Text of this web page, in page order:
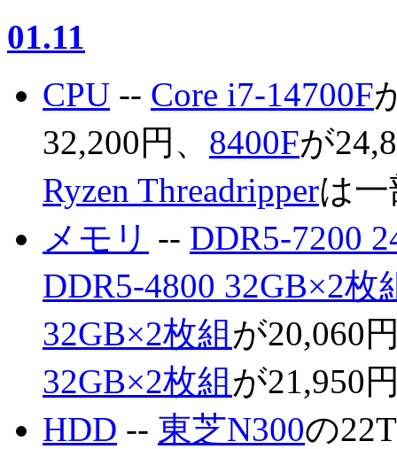
01.11
CPU -- Core i7-14700F
32,200円、 8400Fが
Ryzen Threadripperは
メモリ -- DDR5-7200
DDR5-4800 32GB×2枚
32GB×2枚組が20,060
32GB×2枚組が21,950
HDD -- 東芝N300の